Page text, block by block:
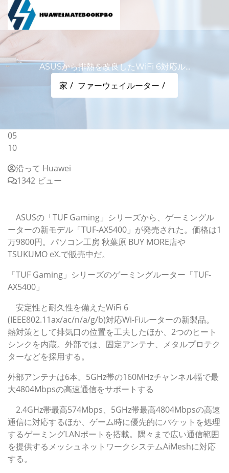
ASUSから排熱を改良したWiFi 6対応ル...
家 ファーウェイルーター
05
10
沿って Huawei
1342 ビュー
ASUSの「TUF Gaming」シリーズから、ゲーミングル
ーターの新モデル「TUF-AX5400」が発売された。価格は1
万9800円。パソコン工房 秋葉原 BUY MORE店や
TSUKUMO eX.で販売中だ。
「TUF Gaming」シリーズのゲーミングルーター「TUF-
AX5400」
安定性と耐久性を備えたWiFi 6
(IEEE802.11ax/ac/n/a/g/b)対応Wi-Fiルーターの新製品。
熱対策として排気口の位置を工夫したほか、2つのヒート
シンクを内蔵。外部では、固定アンテナ、メタルプロテク
ターなどを採用する。
外部アンテナは6本。5GHz帯の160MHzチャンネル幅で最
大4804Mbpsの高速通信をサポートする
2.4GHz帯最高574Mbps、5GHz帯最高4804Mbpsの高速
通信に対応するほか、ゲーム時に優先的にパケットを処理
するゲーミングLANポートを搭載。隅々まで広い通信範囲
を提供するメッシュネットワークシステムAiMeshに対応
する。